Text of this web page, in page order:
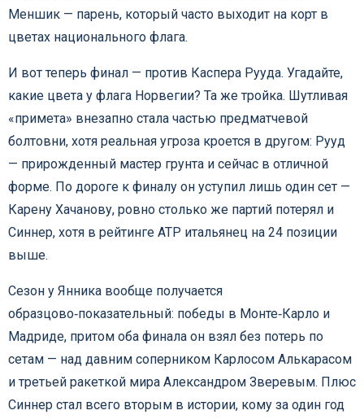
Меншик — парень, который часто выходит на корт в
цветах национального флага.
И вот теперь финал — против Каспера Рууда. Угадайте,
какие цвета у флага Норвегии? Та же тройка. Шутливая
«примета» внезапно стала частью предматчевой
болтовни, хотя реальная угроза кроется в другом: Рууд
— прирожденный мастер грунта и сейчас в отличной
форме. По дороге к финалу он уступил лишь один сет —
Карену Хачанову, ровно столько же партий потерял и
Синнер, хотя в рейтинге АТР итальянец на 24 позиции
выше.
Сезон у Янника вообще получается
образцово‑показательный: победы в Монте‑Карло и
Мадриде, притом оба финала он взял без потерь по
сетам — над давним соперником Карлосом Алькарасом
и третьей ракеткой мира Александром Зверевым. Плюс
Синнер стал всего вторым в истории, кому за один год